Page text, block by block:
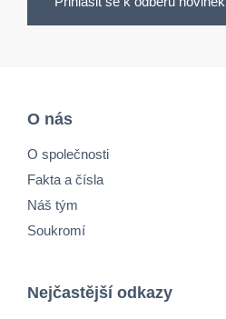
O nás
O společnosti
Fakta a čísla
Náš tým
Soukromí
Nejčastější odkazy